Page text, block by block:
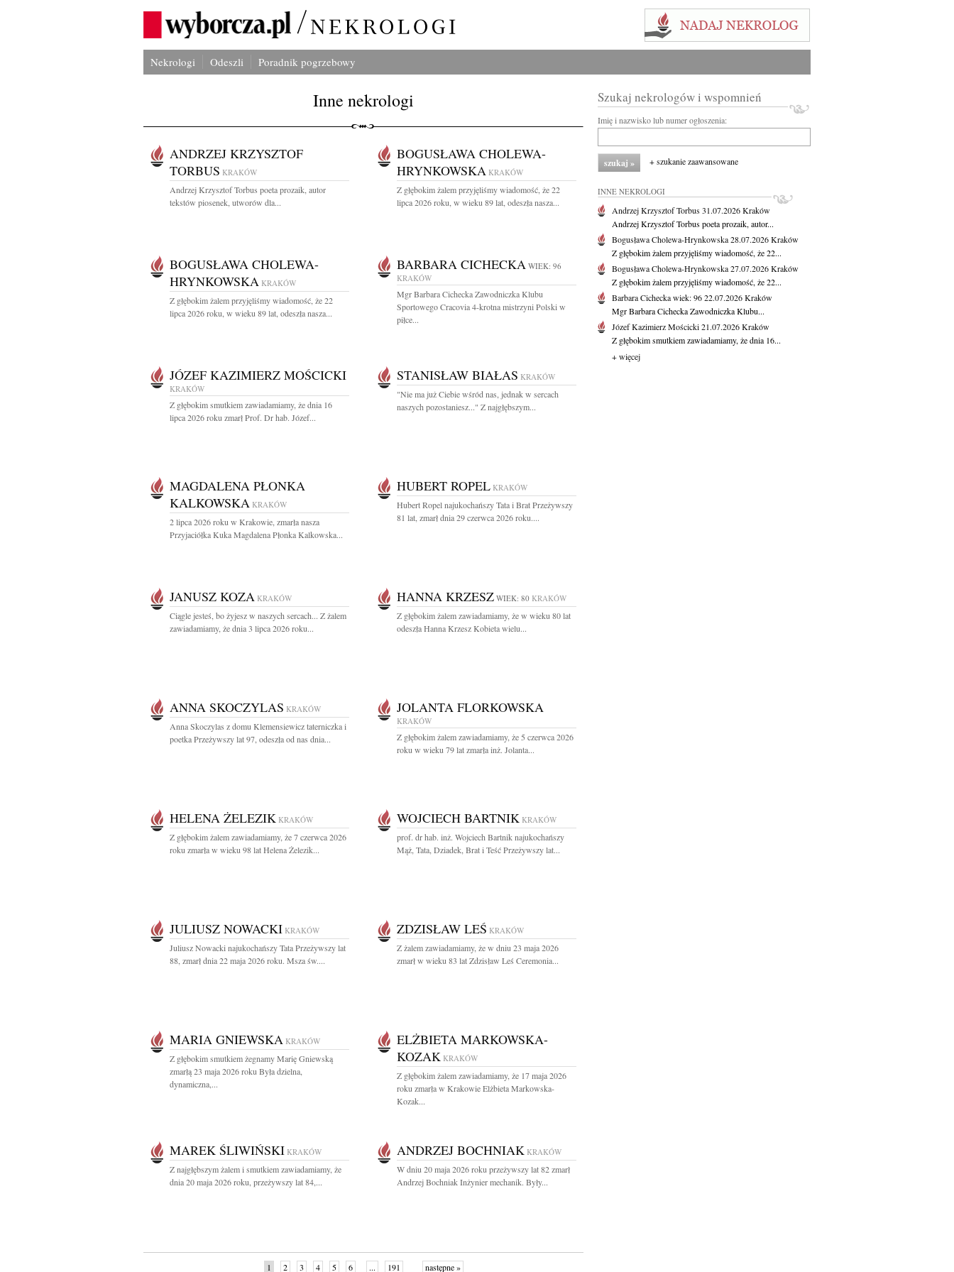
Nekrologi Odeszli Poradnik pogrzebowy
Inne nekrologi
ANDRZEJ KRZYSZTOF
TORBUS KRAKÓW
Andrzej Krzysztof Torbus poeta prozaik, autor
tekstów piosenek, utworów dla...
BOGUSŁAWA CHOLEWA-
HRYNKOWSKA KRAKÓW
Z głębokim żalem przyjęliśmy wiadomość, że 22
lipca 2026 roku, w wieku 89 lat, odeszła nasza...
BOGUSŁAWA CHOLEWA-
HRYNKOWSKA KRAKÓW
Z głębokim żalem przyjęliśmy wiadomość, że 22
lipca 2026 roku, w wieku 89 lat, odeszła nasza...
BARBARA CICHECKA WIEK: 96
KRAKÓW
Mgr Barbara Cichecka Zawodniczka Klubu
Sportowego Cracovia 4-krotna mistrzyni Polski w
piłce...
JÓZEF KAZIMIERZ MOŚCICKI
KRAKÓW
Z głębokim smutkiem zawiadamiamy, że dnia 16
lipca 2026 roku zmarł Prof. Dr hab. Józef...
STANISŁAW BIAŁAS KRAKÓW
"Nie ma już Ciebie wśród nas, jednak w sercach
naszych pozostaniesz..." Z najgłębszym...
MAGDALENA PŁONKA
KALKOWSKA KRAKÓW
2 lipca 2026 roku w Krakowie, zmarła nasza
Przyjaciółka Kuka Magdalena Płonka Kalkowska...
HUBERT ROPEL KRAKÓW
Hubert Ropel najukochańszy Tata i Brat Przeżywszy
81 lat, zmarł dnia 29 czerwca 2026 roku....
JANUSZ KOZA KRAKÓW
Ciągle jesteś, bo żyjesz w naszych sercach... Z żalem
zawiadamiamy, że dnia 3 lipca 2026 roku...
HANNA KRZESZ WIEK: 80 KRAKÓW
Z głębokim żalem zawiadamiamy, że w wieku 80 lat
odeszła Hanna Krzesz Kobieta wielu...
ANNA SKOCZYLAS KRAKÓW
Anna Skoczylas z domu Klemensiewicz taterniczka i
poetka Przeżywszy lat 97, odeszła od nas dnia...
JOLANTA FLORKOWSKA
KRAKÓW
Z głębokim żalem zawiadamiamy, że 5 czerwca 2026
roku w wieku 79 lat zmarła inż. Jolanta...
HELENA ŻELEZIK KRAKÓW
Z głębokim żalem zawiadamiamy, że 7 czerwca 2026
roku zmarła w wieku 98 lat Helena Żelezik...
WOJCIECH BARTNIK KRAKÓW
prof. dr hab. inż. Wojciech Bartnik najukochańszy
Mąż, Tata, Dziadek, Brat i Teść Przeżywszy lat...
JULIUSZ NOWACKI KRAKÓW
Juliusz Nowacki najukochańszy Tata Przeżywszy lat
88, zmarł dnia 22 maja 2026 roku. Msza św....
ZDZISŁAW LEŚ KRAKÓW
Z żalem zawiadamiamy, że w dniu 23 maja 2026
zmarł w wieku 83 lat Zdzisław Leś Ceremonia...
MARIA GNIEWSKA KRAKÓW
Z głębokim smutkiem żegnamy Marię Gniewską
zmarłą 23 maja 2026 roku Była dzielna,
dynamiczna,...
ELŻBIETA MARKOWSKA-
KOZAK KRAKÓW
Z głębokim żalem zawiadamiamy, że 17 maja 2026
roku zmarła w Krakowie Elżbieta Markowska-
Kozak...
MAREK ŚLIWIŃSKI KRAKÓW
Z najgłębszym żalem i smutkiem zawiadamiamy, że
dnia 20 maja 2026 roku, przeżywszy lat 84,...
ANDRZEJ BOCHNIAK KRAKÓW
W dniu 20 maja 2026 roku przeżywszy lat 82 zmarł
Andrzej Bochniak Inżynier mechanik. Były...
1 2 3 4 5 6 ... 191 następne »
Szukaj nekrologów i wspomnień
Imię i nazwisko lub numer ogłoszenia:
+ szukanie zaawansowane
INNE NEKROLOGI
Andrzej Krzysztof Torbus31.07.2026Kraków
Andrzej Krzysztof Torbus poeta prozaik, autor...
Bogusława Cholewa-Hrynkowska28.07.2026Kraków
Z głębokim żalem przyjęliśmy wiadomość, że 22...
Bogusława Cholewa-Hrynkowska27.07.2026Kraków
Z głębokim żalem przyjęliśmy wiadomość, że 22...
Barbara Cicheckawiek: 9622.07.2026Kraków
Mgr Barbara Cichecka Zawodniczka Klubu...
Józef Kazimierz Mościcki21.07.2026Kraków
Z głębokim smutkiem zawiadamiamy, że dnia 16...
+ więcej